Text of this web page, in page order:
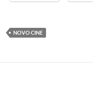
NOVO CINE